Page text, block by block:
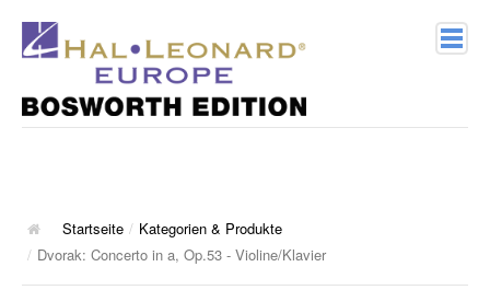
Geschichte
Startseite / Kategorien & Produkte
/ Dvorak: Concerto in a, Op.53 - Violine/Klavier